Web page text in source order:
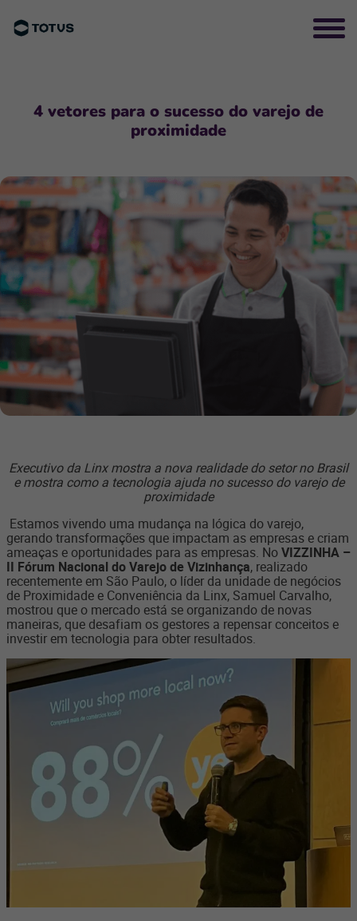
4 vetores para o sucesso do varejo de
proximidade
Executivo da Linx mostra a nova realidade do setor no Brasil
e mostra como a tecnologia ajuda no sucesso do varejo de
proximidade
Estamos vivendo uma mudança na lógica do varejo,
gerando transformações que impactam as empresas e criam
ameaças e oportunidades para as empresas. NoVIZZINHA –
II Fórum Nacional do Varejo de Vizinhança, realizado
recentemente em São Paulo, o líder da unidade de negócios
de Proximidade e Conveniência da Linx, Samuel Carvalho,
mostrou que o mercado está se organizando de novas
maneiras, que desafiam os gestores a repensar conceitos e
investir em tecnologia para obter resultados.